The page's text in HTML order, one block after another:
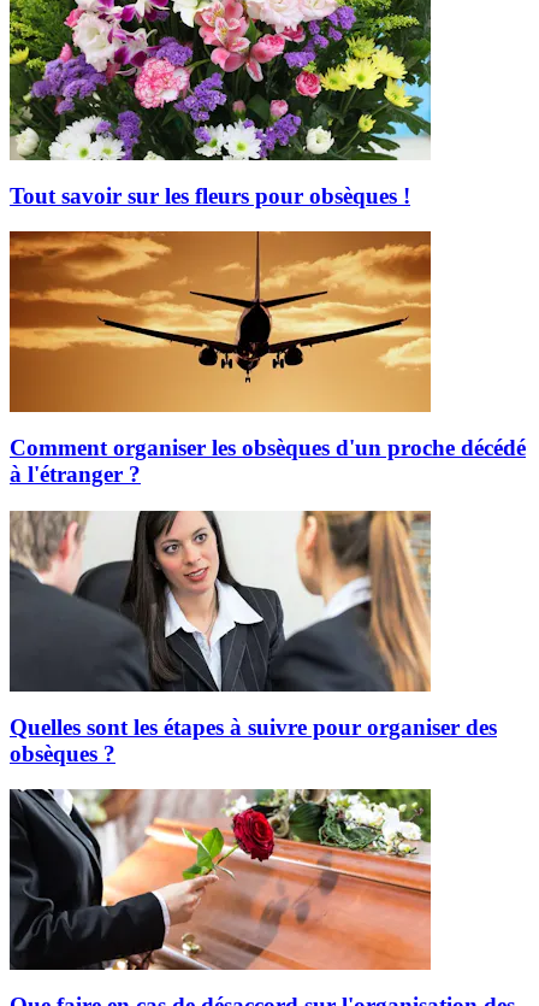
Tout savoir sur les fleurs pour obsèques !
Comment organiser les obsèques d'un proche décédé
à l'étranger ?
Quelles sont les étapes à suivre pour organiser des
obsèques ?